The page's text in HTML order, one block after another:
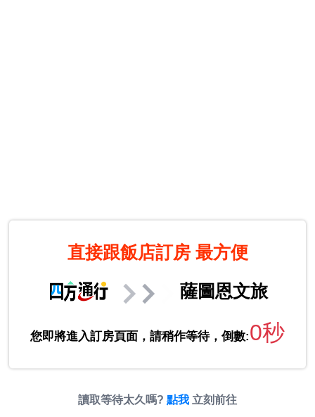
直接跟飯店訂房 最方便
薩圖恩文旅
您即將進入訂房頁面，請稍作等待，倒數:0秒
讀取等待太久嗎? 點我 立刻前往